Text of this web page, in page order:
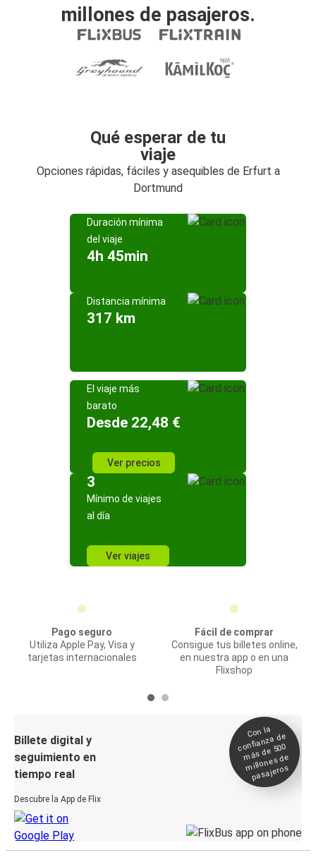
millones de pasajeros.
Qué esperar de tu
viaje
Opciones rápidas, fáciles y asequibles de Erfurt a
Dortmund
Duración mínima
del viaje
4h 45min
Distancia mínima
317 km
El viaje más
barato
Desde 22,48 €
Ver precios
3
Mínimo de viajes
al día
Ver viajes
Pago seguro
Utiliza Apple Pay, Visa y
tarjetas internacionales
Fácil de comprar
Consigue tus billetes online,
en nuestra app o en una
Flixshop
Billete digital y
seguimiento en
tiempo real
Descubre la App de Flix
Con la
confianza de
más de 500
millones de
pasajeros